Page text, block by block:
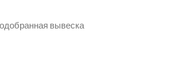
вывеска